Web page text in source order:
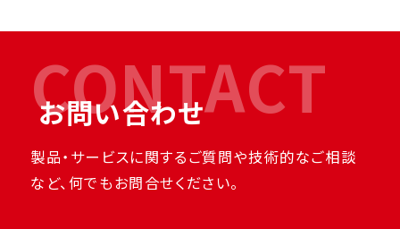
CONTACT
お問い合わせ
製品・サービスに関するご質問や技術的なご相談
など、何でもお問合せください。